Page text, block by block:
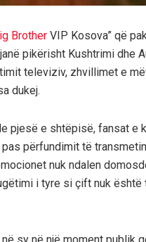
Brother VIP Kosova” që
pikërisht Kushtrimi dhe
televiziv, zhvillimet e
dukej.
pjesë e shtëpisë, fansat e
përfundimit të
nuk ndalen
i tyre si çift nuk